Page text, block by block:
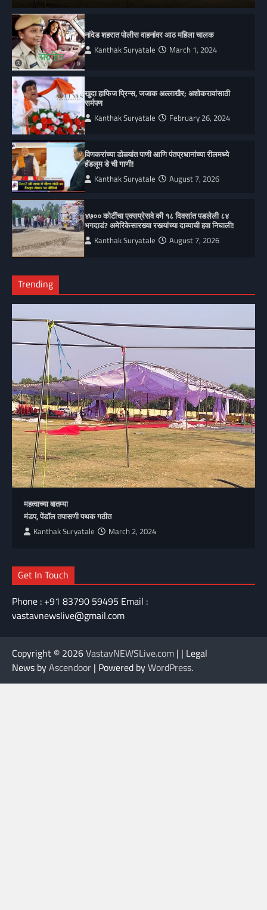
नांदेड शहरात पोलीस वाहनांवर आठ महिला चालक
Kanthak Suryatale March 1, 2024
खुदा हाफिज प्रिन्स, जजाक अल्लाखैर; अशोकरावांसाठी
सर्मपण
Kanthak Suryatale February 26, 2024
विणकरांच्या डोळ्यांत पाणी आणि पंतप्रधानांच्या रीलमध्ये
हॅंडलूम डे ची गाणी!
Kanthak Suryatale August 7, 2026
४७०० कोटींचा एक्सप्रेसवे की १८ दिवसांत पडलेली ८४
भगदाडं? अमेरिकेसारख्या रस्त्यांच्या दाव्याची हवा निघाली!
Kanthak Suryatale August 7, 2026
Trending
महत्वाच्या बातम्या
मंडप, पेंडॉल तपासणी पथक गठीत
Kanthak Suryatale March 2, 2024
Get In Touch
Phone : +91 83790 59495 Email :
vastavnewslive@gmail.com
Copyright © 2026VastavNEWSLive.com | | Legal
News byAscendoor | Powered byWordPress.